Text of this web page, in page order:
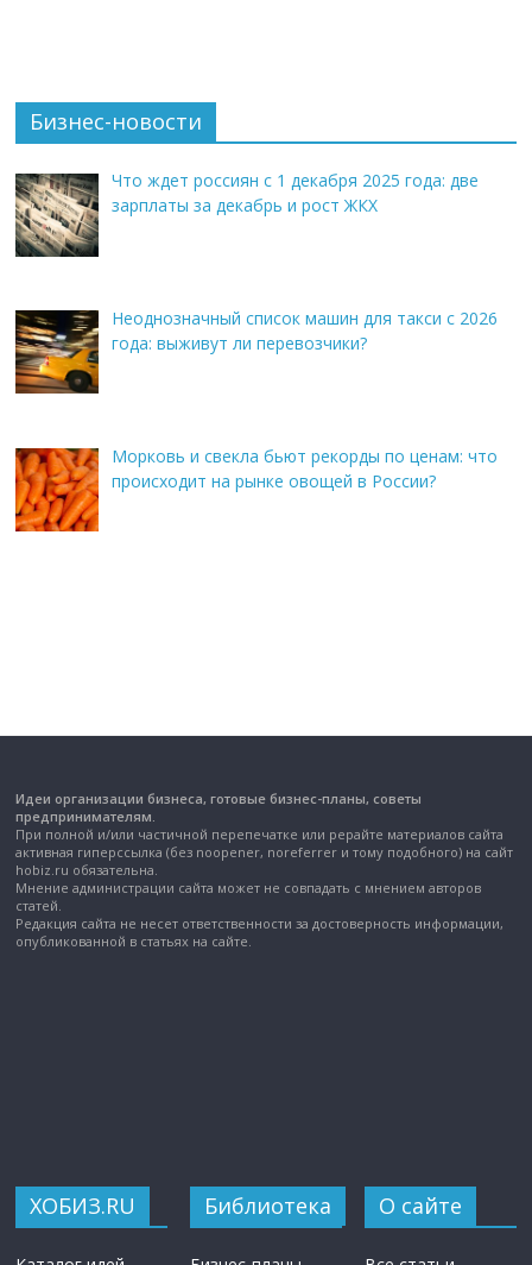
Бизнес-новости
Что ждет россиян с 1 декабря 2025 года: две
зарплаты за декабрь и рост ЖКХ
Неоднозначный список машин для такси с 2026
года: выживут ли перевозчики?
Морковь и свекла бьют рекорды по ценам: что
происходит на рынке овощей в России?
Идеи организации бизнеса, готовые бизнес-планы, советы
предпринимателям.
При полной и/или частичной перепечатке или рерайте материалов сайта
активная гиперссылка (без noopener, noreferrer и тому подобного) на сайт
hobiz.ru обязательна.
Мнение администрации сайта может не совпадать с мнением авторов
статей.
Редакция сайта не несет ответственности за достоверность информации,
опубликованной в статьях на сайте.
ХОБИЗ.RU Библиотека О сайте